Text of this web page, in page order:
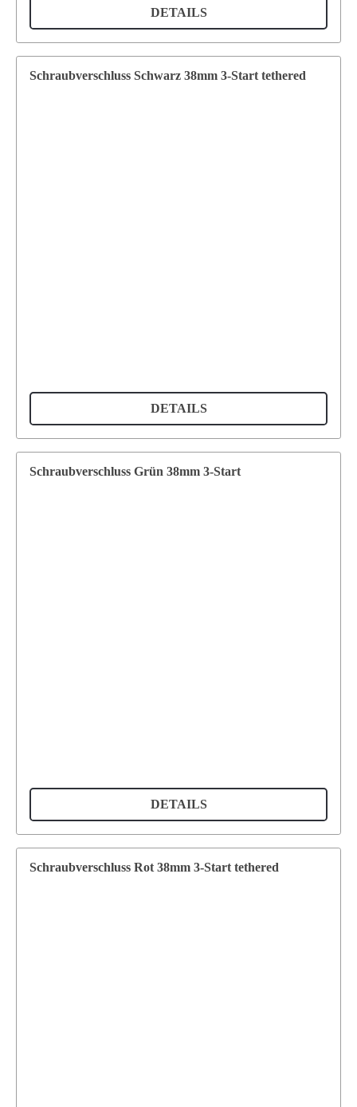
DETAILS
Schraubverschluss Schwarz 38mm 3-Start tethered
DETAILS
Schraubverschluss Grün 38mm 3-Start
DETAILS
Schraubverschluss Rot 38mm 3-Start tethered